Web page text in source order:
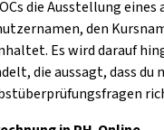
die Ausstellung
den
Es wird darauf
die aussagt, dass